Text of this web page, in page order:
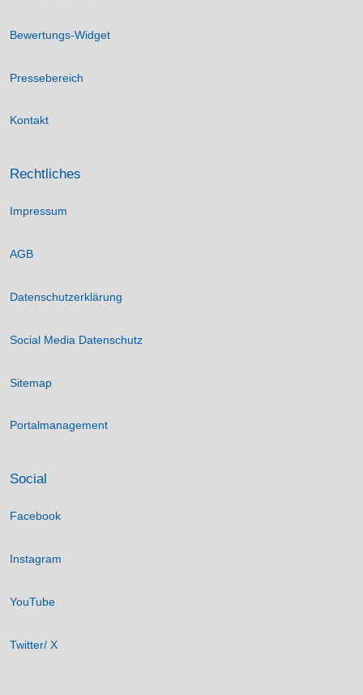
Bewertungs-Widget
Pressebereich
Kontakt
Rechtliches
Impressum
AGB
Datenschutzerklärung
Social Media Datenschutz
Sitemap
Portalmanagement
Social
Facebook
Instagram
YouTube
Twitter/ X